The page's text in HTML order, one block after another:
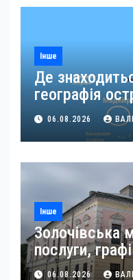
Інше
Де
географія
06.08.2026
Інше
Золочівська
послуги,
06.08.2026